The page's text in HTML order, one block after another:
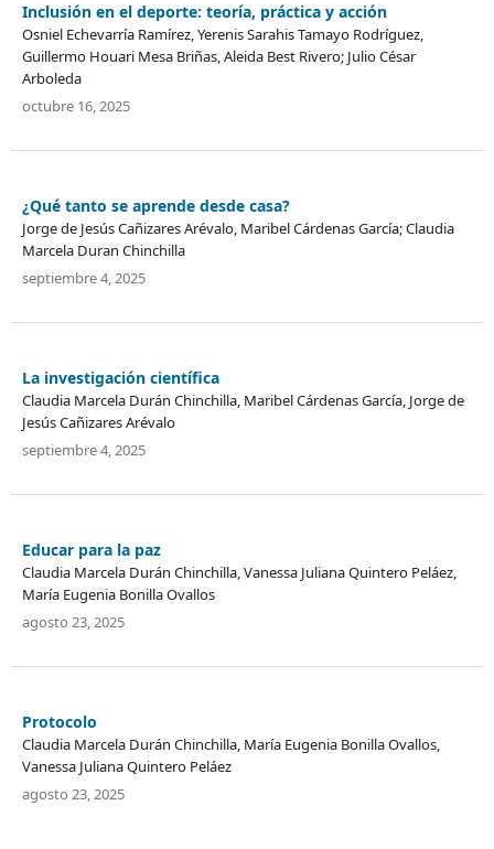
Inclusión en el deporte: teoría, práctica y acción
Osniel Echevarría Ramírez, Yerenis Sarahis Tamayo Rodríguez,
Guillermo Houari Mesa Briñas, Aleida Best Rivero; Julio César
Arboleda
octubre 16, 2025
¿Qué tanto se aprende desde casa?
Jorge de Jesús Cañizares Arévalo, Maribel Cárdenas García; Claudia
Marcela Duran Chinchilla
septiembre 4, 2025
La investigación científica
Claudia Marcela Durán Chinchilla, Maribel Cárdenas García, Jorge de
Jesús Cañizares Arévalo
septiembre 4, 2025
Educar para la paz
Claudia Marcela Durán Chinchilla, Vanessa Juliana Quintero Peláez,
María Eugenia Bonilla Ovallos
agosto 23, 2025
Protocolo
Claudia Marcela Durán Chinchilla, María Eugenia Bonilla Ovallos,
Vanessa Juliana Quintero Peláez
agosto 23, 2025